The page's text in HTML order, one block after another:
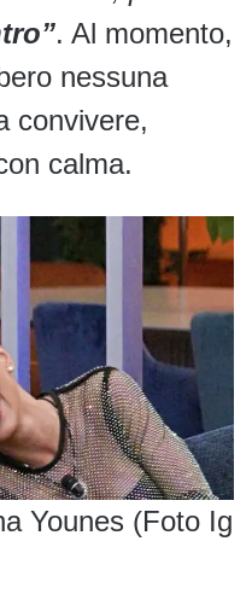
. Al momento,
nessuna
convivere,
calma.
Younes (Foto Ig